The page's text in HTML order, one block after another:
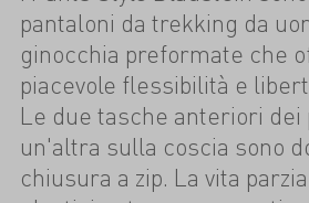
pantaloni da trekking da
ginocchia preformate che
piacevole flessibilità e
Le due tasche anteriori dei
un'altra sulla coscia sono
chiusura a zip. La vita